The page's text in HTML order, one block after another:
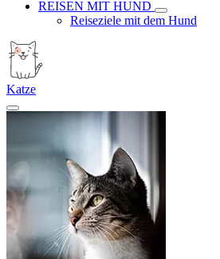
REISEN MIT HUND
Reiseziele mit dem Hund
Katze